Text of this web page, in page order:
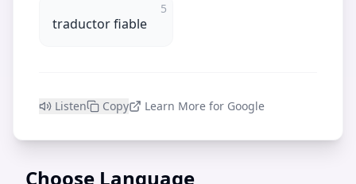
5
traductor fiable
Listen Copy Learn More for Google
Choose Language